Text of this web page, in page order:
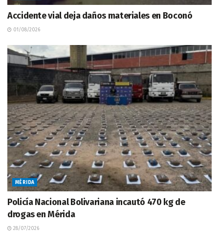
Accidente vial deja daños materiales en Boconó
01/08/2026
MÉRIDA
Policía Nacional Bolivariana incautó 470 kg de
drogas en Mérida
28/07/2026